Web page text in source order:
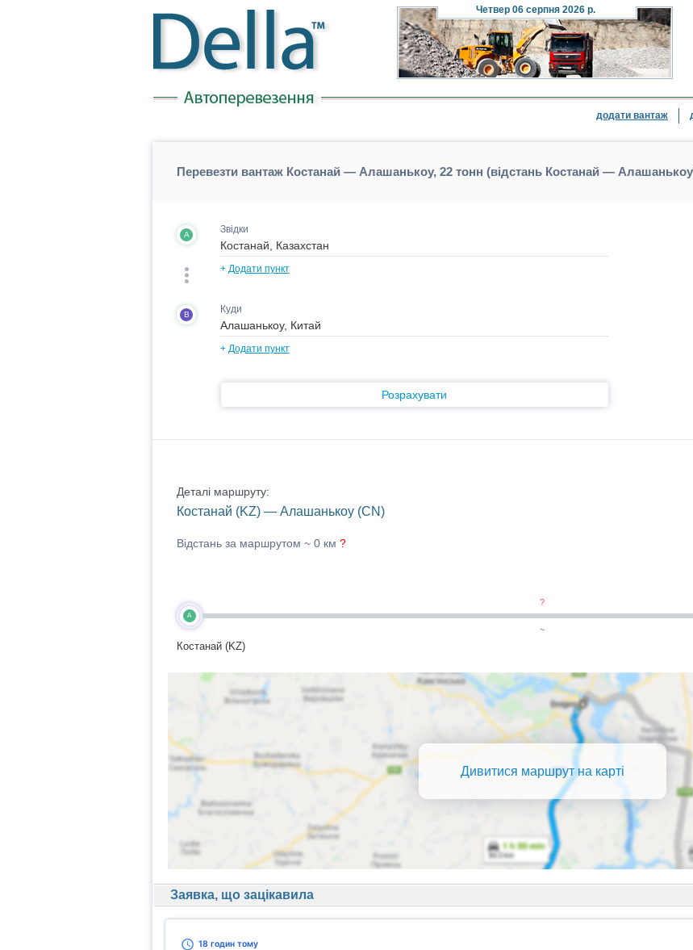
Четвер 06 серпня 2026 р.
додати вантаж
Перевезти вантаж Костанай — Алашанькоу, 22 тонн (відстань Костанай —
A Звідки
+ Додати пункт
B Куди
+ Додати пункт
Розрахувати
Деталі маршруту:
Костанай (KZ) — Алашанькоу (CN)
Відстань за маршрутом ~ 0 км ?
A
Костанай (KZ)
?
~
Дивитися маршрут на карті
Заявка, що зацікавила
18 годинтому